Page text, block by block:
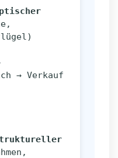
→ Verkauf